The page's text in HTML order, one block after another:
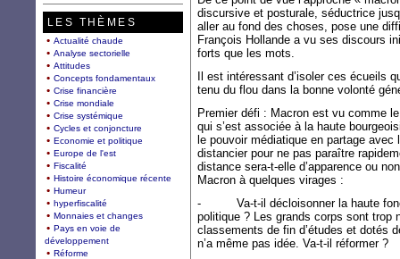
discursive et posturale, séductrice
aller au fond des choses, pose une
François Hollande a vu ses discours
forts que les mots.
Il est intéressant d’isoler ces écueils
tenu du flou dans la bonne volonté
Premier défi : Macron est vu comme
qui s’est associée à la haute
le pouvoir médiatique en partage avec
distancier pour ne pas paraître
distance sera-t-elle d’apparence ou
Macron à quelques virages :
- Va-t-il décloisonner la haute
politique ? Les grands corps sont trop
classements de fin d’études et dotés
n’a même pas idée. Va-t-il réformer ?
LES THÈMES
Actualité chaude
Analyse sectorielle
Attitudes
Concepts fondamentaux
Crise financière
Crise mondiale
Crise systémique
Cycles et conjoncture
Economie et politique
Europe de l'est
Fiscalité
Histoire économique récente
Humeur
hyperfiscalité
Monnaies et changes
Pays en voie de
développement
Réforme